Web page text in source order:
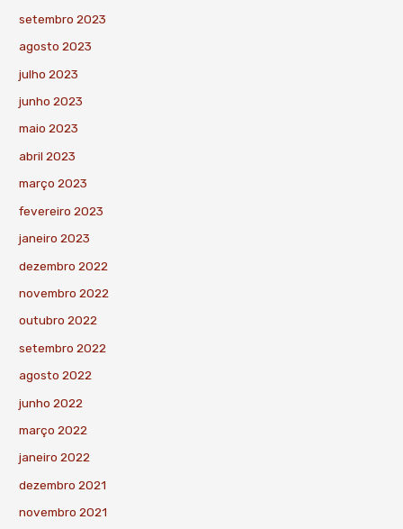
setembro 2023
agosto 2023
julho 2023
junho 2023
maio 2023
abril 2023
março 2023
fevereiro 2023
janeiro 2023
dezembro 2022
novembro 2022
outubro 2022
setembro 2022
agosto 2022
junho 2022
março 2022
janeiro 2022
dezembro 2021
novembro 2021